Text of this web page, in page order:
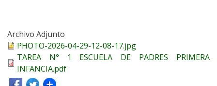
Archivo Adjunto
PHOTO-2026-04-29-12-08-17.jpg
TAREA N° 1 ESCUELA DE PADRES PRIMERA
INFANCIA.pdf